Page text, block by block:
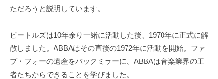
ただろうと説明しています。
ビートルズは10年余り一緒に活動した後、1970年に正式に解
散しました。ABBAはその直後の1972年に活動を開始。ファ
ブ・フォーの遺産をバックミラーに、ABBAは音楽業界の王
者たちからできることを学びました。